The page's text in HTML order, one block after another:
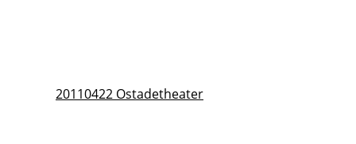
20110422 Ostadetheater